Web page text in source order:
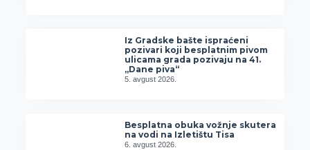
Iz Gradske bašte ispraćeni
pozivari koji besplatnim pivom
ulicama grada pozivaju na 41.
„Dane piva“
5. avgust 2026.
Besplatna obuka vožnje skutera
na vodi na Izletištu Tisa
6. avgust 2026.